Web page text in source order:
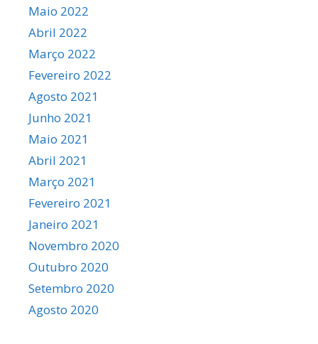
Maio 2022
Abril 2022
Março 2022
Fevereiro 2022
Agosto 2021
Junho 2021
Maio 2021
Abril 2021
Março 2021
Fevereiro 2021
Janeiro 2021
Novembro 2020
Outubro 2020
Setembro 2020
Agosto 2020